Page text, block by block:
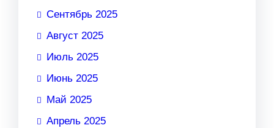
Сентябрь 2025
Август 2025
Июль 2025
Июнь 2025
Май 2025
Апрель 2025